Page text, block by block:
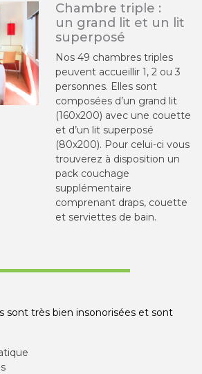
Chambre triple :
un grand lit et un lit
superposé
Nos 49 chambres triples
peuvent accueillir 1, 2 ou 3
personnes. Elles sont
composées d’un grand lit
(160x200) avec une couette
et d’un lit superposé
(80x200). Pour celui-ci vous
trouverez à disposition un
pack couchage
supplémentaire
comprenant draps, couette
et serviettes de bain.
sont très bien insonorisées et sont